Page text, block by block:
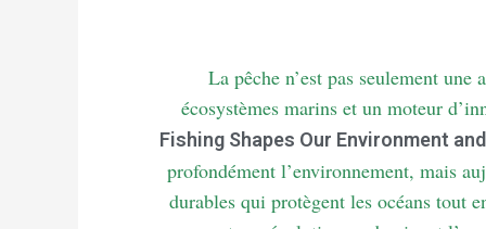
La pêche n’est pas seulement
écosystèmes marins et un moteur
Fishing Shapes Our Environment
profondément l’environnement, mais
durables qui protègent les océans tout